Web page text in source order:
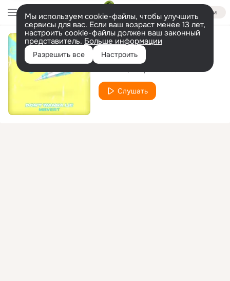
Войти
Мы используем cookie-файлы, чтобы улучшить
сервисы для вас. Если ваш возраст менее 13 лет,
настроить cookie-файлы должен ваш законный
представитель. Больше информации
Разрешить все Настроить
Don't Wanna Lie
Слушать